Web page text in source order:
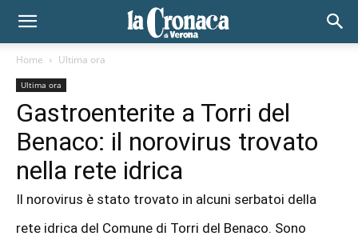
Home Ultima ora
Ultima ora
Gastroenterite a Torri del
Benaco: il norovirus trovato
nella rete idrica
Il norovirus è stato trovato in alcuni serbatoi della
rete idrica del Comune di Torri del Benaco. Sono